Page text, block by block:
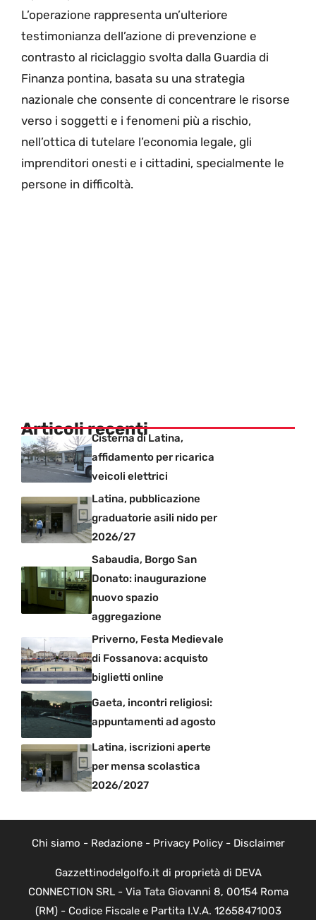
L’operazione rappresenta un’ulteriore
testimonianza dell’azione di prevenzione e
contrasto al riciclaggio svolta dalla Guardia di
Finanza pontina, basata su una strategia
nazionale che consente di concentrare le risorse
verso i soggetti e i fenomeni più a rischio,
nell’ottica di tutelare l’economia legale, gli
imprenditori onesti e i cittadini, specialmente le
persone in difficoltà.
Articoli recenti
Cisterna di Latina,
affidamento per ricarica
veicoli elettrici
Latina, pubblicazione
graduatorie asili nido per
2026/27
Sabaudia, Borgo San
Donato: inaugurazione
nuovo spazio
aggregazione
Priverno, Festa Medievale
di Fossanova: acquisto
biglietti online
Gaeta, incontri religiosi:
appuntamenti ad agosto
Latina, iscrizioni aperte
per mensa scolastica
2026/2027
Chi siamo - Redazione- Privacy Policy- Disclaimer
Gazzettinodelgolfo.it di proprietà di DEVA
CONNECTION SRL - Via Tata Giovanni 8, 00154 Roma
(RM) - Codice Fiscale e Partita I.V.A. 12658471003